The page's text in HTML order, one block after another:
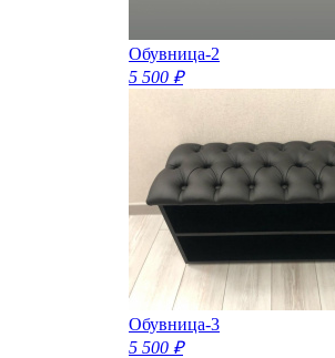
Обувница-2
5 500 ₽
Обувница-3
5 500 ₽